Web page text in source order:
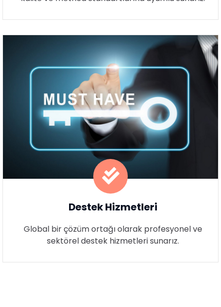
Destek Hizmetleri
Global bir çözüm ortağı olarak profesyonel ve
sektörel destek hizmetleri sunarız.